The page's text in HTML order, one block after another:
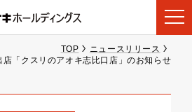
TOP
ニュースリリース
「クスリのアオキ志比口店」のお知らせ